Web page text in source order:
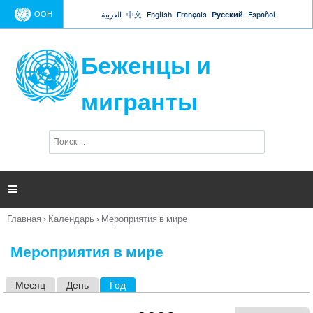
Jump to navigation
ООН العربية 中文 English Français Русский Español
Беженцы и
мигранты
п
и

Вы
Главная › Календарь › Мероприятия в мире
Мероприятия в мире
Месяц День Год